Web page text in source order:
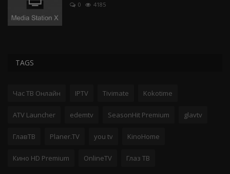
0 4185
TAGS
Час ТВ Онлайн IPTV Tivimate Kokotime
ATV Launcher edemtv SeasonHit Premium glavtv
ГлавТВ Planer.TV you tv KinoHome
Кино HD Premium OnlineTV Глаз ТВ